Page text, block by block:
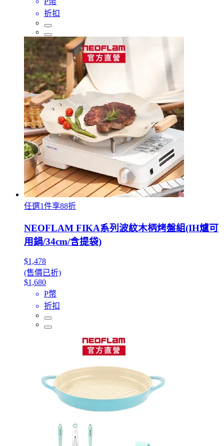
折扣
任選1件享88折
NEOFLAM FIKA系列波紋木柄烤盤組(IH爐可
用鍋/34cm/含提袋)
$1,478
(售價已折)
$1,680
P幣
折扣